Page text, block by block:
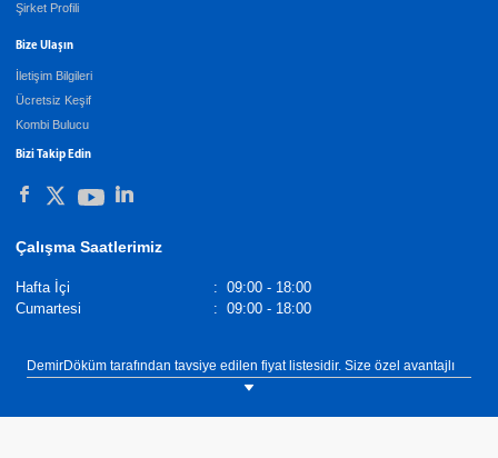
Şirket Profili
Bize Ulaşın
İletişim Bilgileri
Ücretsiz Keşif
Kombi Bulucu
Bizi Takip Edin
Çalışma Saatlerimiz
Hafta İçi : 09:00 - 18:00
Cumartesi
: 09:00 - 18:00
DemirDöküm tarafından tavsiye edilen fiyat listesidir. Size özel avantajlı
fiyat ve kampanyalar hakkında detaylı bilgi almak için iletişim